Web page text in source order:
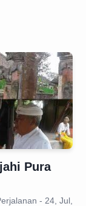
Pura
- 24, Jul,